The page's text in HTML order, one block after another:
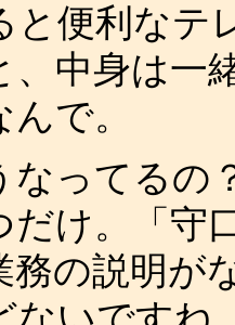
と便利なテ
、中身は
で。
ってるの
だけ。「守
務の説明が